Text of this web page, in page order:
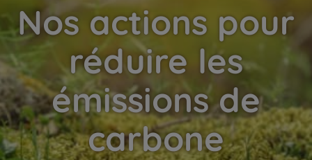
Nos actions pour
réduire les
émissions de
carbone